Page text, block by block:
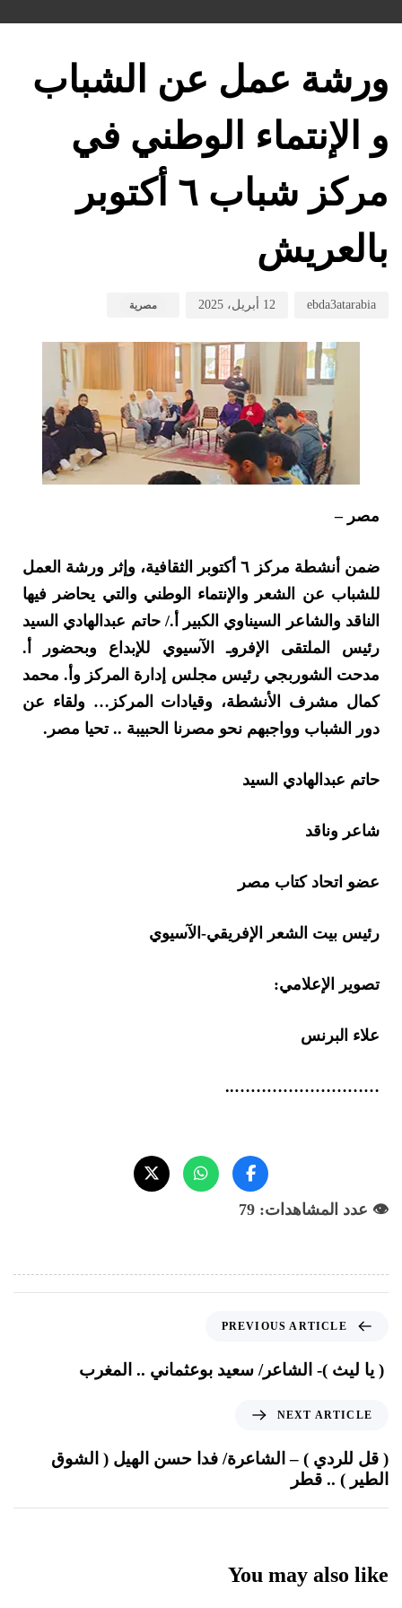
ورشة عمل عن الشباب
و الإنتماء الوطني في
مركز شباب ٦ أكتوبر
بالعريش
ebda3atarabia 12 أبريل، 2025 مصرية
مصر –
ضمن أنشطة مركز ٦ أكتوبر الثقافية، وإثر ورشة العمل
للشباب عن الشعر والإنتماء الوطني والتي يحاضر فيها
الناقد والشاعر السيناوي الكبير أ./ حاتم عبدالهادي السيد
رئيس الملتقى الإفروـ الآسيوي للإبداع وبحضور أ.
مدحت الشوربجي رئيس مجلس إدارة المركز وأ. محمد
كمال مشرف الأنشطة، وقيادات المركز… ولقاء عن
دور الشباب وواجبهم نحو مصرنا الحبيبة .. تحيا مصر.
حاتم عبدالهادي السيد
شاعر وناقد
عضو اتحاد كتاب مصر
رئيس بيت الشعر الإفريقي-الآسيوي
تصوير الإعلامي:
علاء البرنس
………………………..
👁️ عدد المشاهدات: 79
PREVIOUS ARTICLE
( يا ليث )- الشاعر/ سعيد بوعثماني .. المغرب
NEXT ARTICLE
( قل للردي ) – الشاعرة/ فدا حسن الهيل ( الشوق
الطير ) .. قطر
You may also like